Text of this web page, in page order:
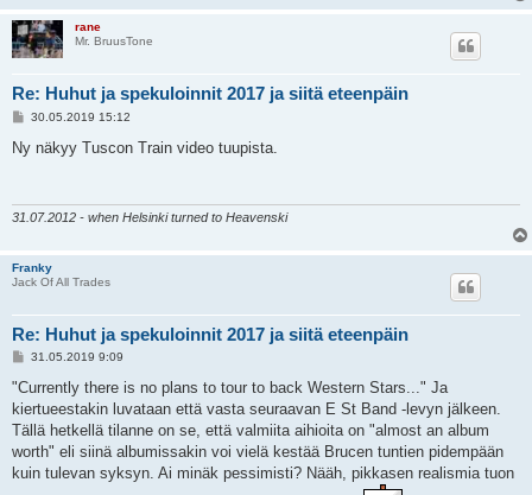
rane
Mr. BruusTone
Re: Huhut ja spekuloinnit 2017 ja siitä eteenpäin
V
e
s
30.05.2019 15:12
Ny näkyy Tuscon Train video tuupista.
31.07.2012 - when Helsinki turned to Heavenski
Franky
Jack Of All Trades
Re: Huhut ja spekuloinnit 2017 ja siitä eteenpäin
V
e
t
i
31.05.2019 9:09
"Currently there is no plans to tour to back Western Stars..." Ja
kiertueestakin luvataan että vasta seuraavan E St Band -levyn jälkeen.
Tällä hetkellä tilanne on se, että valmiita aihioita on "almost an album
worth" eli siinä albumissakin voi vielä kestää Brucen tuntien pidempään
kuin tulevan syksyn. Ai minäk pessimisti? Nääh, pikkasen realismia tuon